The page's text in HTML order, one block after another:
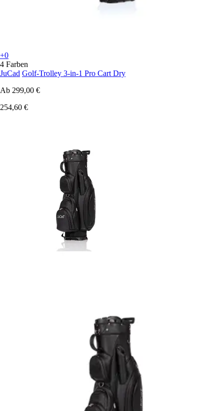
+0
4 Farben
JuCad Golf-Trolley 3-in-1 Pro Cart Dry
Ab 299,00 €
254,60 €